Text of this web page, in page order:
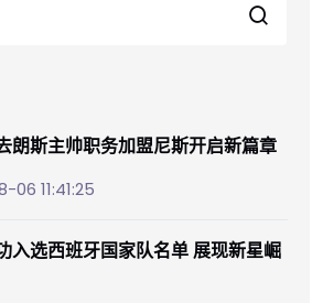
朗斯主帅职务加盟尼斯开启新篇章
06 11:41:25
入选西班牙国家队名单 展现新星崛